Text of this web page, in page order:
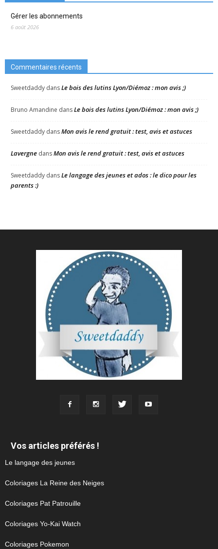
Gérer les abonnements
6 août 2026
Commentaires récents
Sweetdaddy dansLe bois des lutins Lyon/Diémoz : mon avis ;)
Bruno Amandine dansLe bois des lutins Lyon/Diémoz : mon avis ;)
Sweetdaddy dansMon avis le rend gratuit : test, avis et astuces
Lavergne dansMon avis le rend gratuit : test, avis et astuces
Sweetdaddy dansLe langage des jeunes et ados : le dico pour les
parents :)
Vos articles préférés !
Le langage des jeunes
Coloriages La Reine des Neiges
Coloriages Pat Patrouille
Coloriages Yo-Kai Watch
Coloriages Pokemon